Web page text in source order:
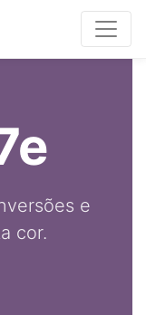
e
cor.